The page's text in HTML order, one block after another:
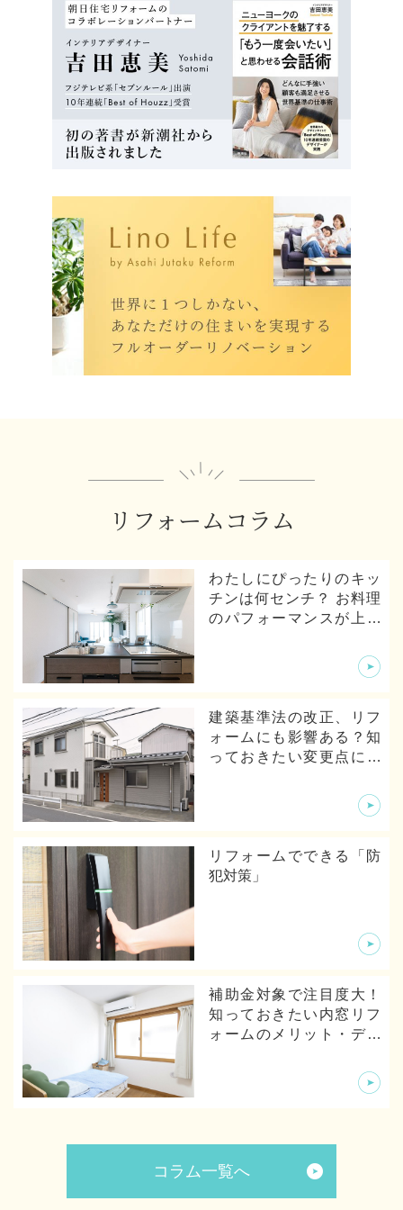
リフォームコラム
わたしにぴったりのキッ
チンは何センチ？ お料理
のパフォーマンスが上が
建築基準法の改正、リフ
ォームにも影響ある？知
っておきたい変更点につ
リフォームでできる「防
犯対策」
補助金対象で注目度大！
知っておきたい内窓リフ
ォームのメリット・デメ
コラム一覧へ